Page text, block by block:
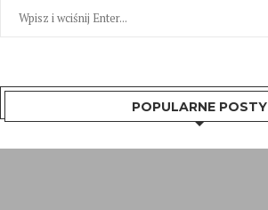
POPULARNE POSTY